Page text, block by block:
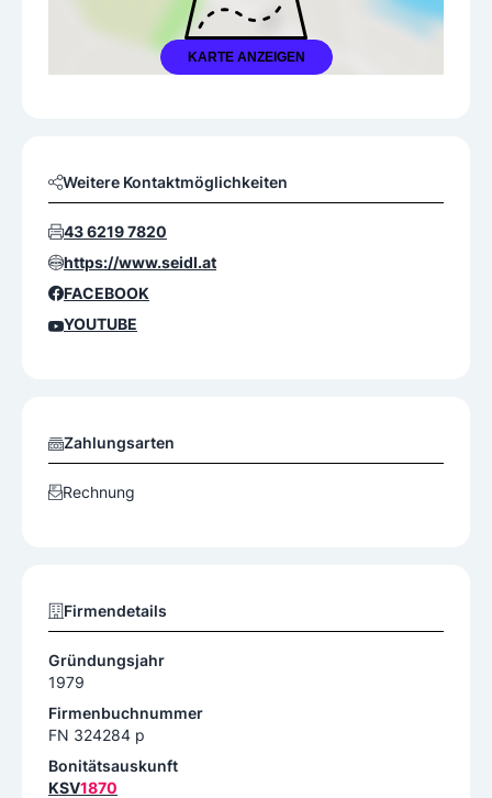
KARTE ANZEIGEN
Weitere Kontaktmöglichkeiten
43 6219 7820
https://www.seidl.at
FACEBOOK
YOUTUBE
Zahlungsarten
Rechnung
Firmendetails
Gründungsjahr
1979
Firmenbuchnummer
FN 324284 p
Bonitätsauskunft
KSV1870